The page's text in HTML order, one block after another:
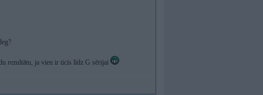
rezultātu, ja vien ir ticis līdz G sērijai